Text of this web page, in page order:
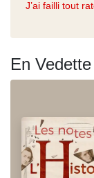
J’ai failli tout
En Vedette